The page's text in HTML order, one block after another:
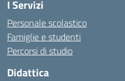
I Servizi
Personale scolastico
Famiglie e studenti
Percorsi di studio
Didattica